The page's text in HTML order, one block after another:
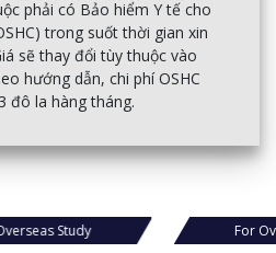
phải có Bảo hiểm Y tế cho
trong suốt thời gian xin
sẽ thay đổi tùy thuộc vào
hướng dẫn, chi phí OSHC
đô la hàng tháng.
Study For